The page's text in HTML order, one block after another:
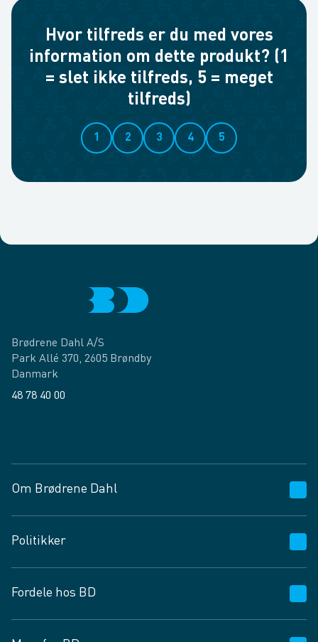
Hvor tilfreds er du med vores
information om dette produkt? (1
= slet ikke tilfreds, 5 = meget
tilfreds)
1 2 3 4 5
Brødrene Dahl A/S
Park Allé 370, 2605 Brøndby
Danmark
48 78 40 00
Om Brødrene Dahl
Vagttelefon 30 10 89 89
Spørgsmål og svar
Job og karriere
Fødevarekontrolrapport
Politikker
Privatlivspolitik
Cookies
Fordele hos BD